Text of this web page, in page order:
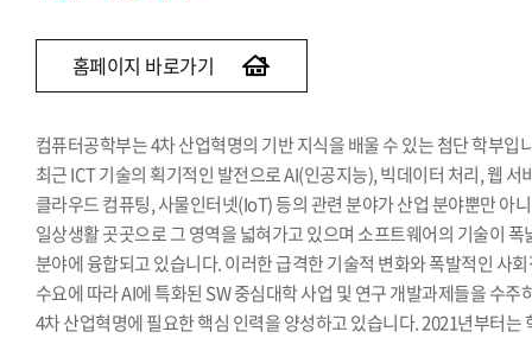
산업경영공학과
홈페이지 바로가기
컴퓨터공학부는 4차 산업혁명의 기반 지식을 배울 수 있는 첨단 학부입
최근 ICT 기술의 획기적인 발전으로 AI(인공지능), 빅데이터 처리, 웹 서
클라우드 컴퓨팅, 사물인터넷(IoT) 등의 관련 분야가 산업 분야뿐만 아
일상생활 곳곳으로 그 영역을 넓혀가고 있으며 소프트웨어의 기술이 폭
분야에 융합되고 있습니다. 이러한 급격한 기술적 변화와 폭발적인 사
수요에 따라 AI에 특화된 SW 중심대학 사업 및 연구 개발과제들을 수주
4차 산업혁명에 필요한 핵심 인력을 양성하고 있습니다. 2021년부터는